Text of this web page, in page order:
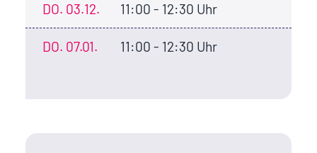
DO. 03.12. 11:00 - 12:30 Uhr
DO. 07.01. 11:00 - 12:30 Uhr